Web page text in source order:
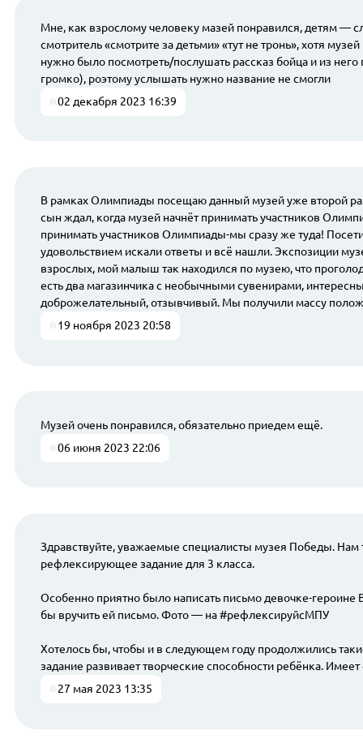
Мне, как взрослому человеку мазей понравился, детям —
смотритель «смотрите за детьми» «тут не тронь», хотя
нужно было посмотреть/послушать рассказ бойца и из
громко), роэтому услышать нужно название не смогли
02 декабря 2023 16:39
В рамках Олимпиады посещаю данный музей уже второй
сын ждал, когда музей начнёт принимать участников
принимать участников Олимпиады-мы сразу же туда!
удовольствием искали ответы и всё нашли. Экспозиции
взрослых, мой малыш так находился по музею, что
есть два магазинчика с необычными сувенирами,
доброжелательный, отзывчивый. Мы получили массу
19 ноября 2023 20:58
Музей очень понравился, обязательно приедем ещё.
06 июня 2023 22:06
Здравствуйте, уважаемые специалисты музея Победы. Нам
рефлексирующее задание для 3 класса.
Особенно приятно было написать письмо девочке-
бы вручить ей письмо. Фото — на #рефлексируйсМПУ
Хотелось бы, чтобы и в следующем году продолжились
задание развивает творческие способности ребёнка.
27 мая 2023 13:35